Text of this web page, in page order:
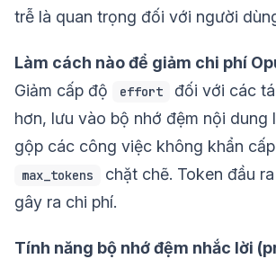
trễ là quan trọng đối với người
Làm cách nào để giảm chi phí
Giảm cấp độ
effort
đối với các
hơn, lưu vào bộ nhớ đệm nội dung
gộp các công việc không khẩn
max_tokens
chặt chẽ. Token đầu
gây ra chi phí.
Tính năng bộ nhớ đệm nhắc lời